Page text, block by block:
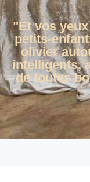
"Et vos
petits-
olivier
intelligents,
de toutes